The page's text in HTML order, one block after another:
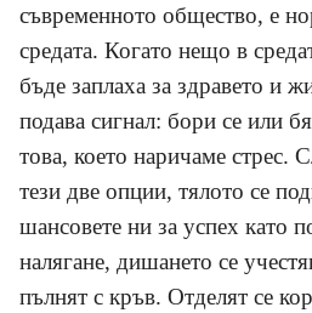
съвременното общество, е
средата. Когато нещо в
бъде заплаха за здравето и
подава сигнал: бори се или
това, което наричаме стрес.
тези две опции, тялото се
шансовете ни за успех като
налягане, дишането се
пълнят с кръв. Отделят се